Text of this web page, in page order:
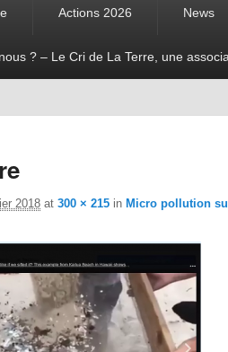
Actions 2026 News
? – Le Cri de La Terre, une
2018 at 300 × 215 in Micro pollution